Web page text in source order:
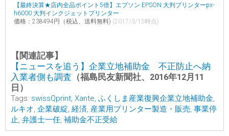
【最終決算★店内全品ポイント5倍】エプソン EPSON 大判プリンターpx-
h6000 大判インクジェットプリンター
価格：238494円（税込、送料無料) (2017/3/15時点)
【関連記事】
【ニュースを追う】企業立地補助金 不正防止へ納
入業者側も調査 （福島民友新聞社、2016年12月11
日）
Tags: swissQprint, Xante, ふくしま産業復興企業立地補助金,
ルキオ, 企業破綻, 経済, 産業用プリンター製造・販売, 事業停
止, 弁護士一任, 補助金不正受給